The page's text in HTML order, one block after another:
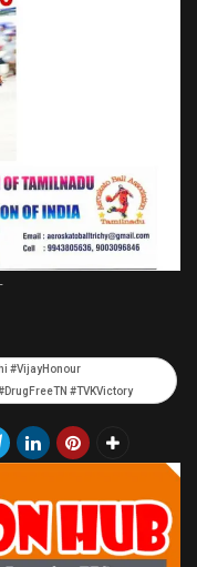
#VijayHonour
#TVKVictory